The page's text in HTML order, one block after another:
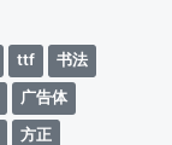
ttf
书法
广告体
方正